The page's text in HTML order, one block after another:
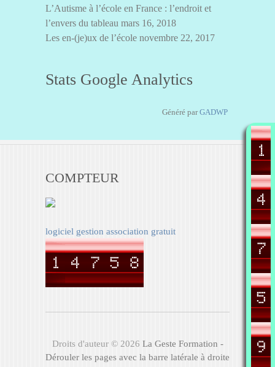
L’Autisme à l’école en France : l’endroit et
l’envers du tableau mars 16, 2018
Les en-(je)ux de l’école novembre 22, 2017
Stats Google Analytics
Généré parGADWP
COMPTEUR
logiciel gestion association gratuit
Droits d'auteur © 2026 La Geste Formation -
Dérouler les pages avec la barre latérale à droite